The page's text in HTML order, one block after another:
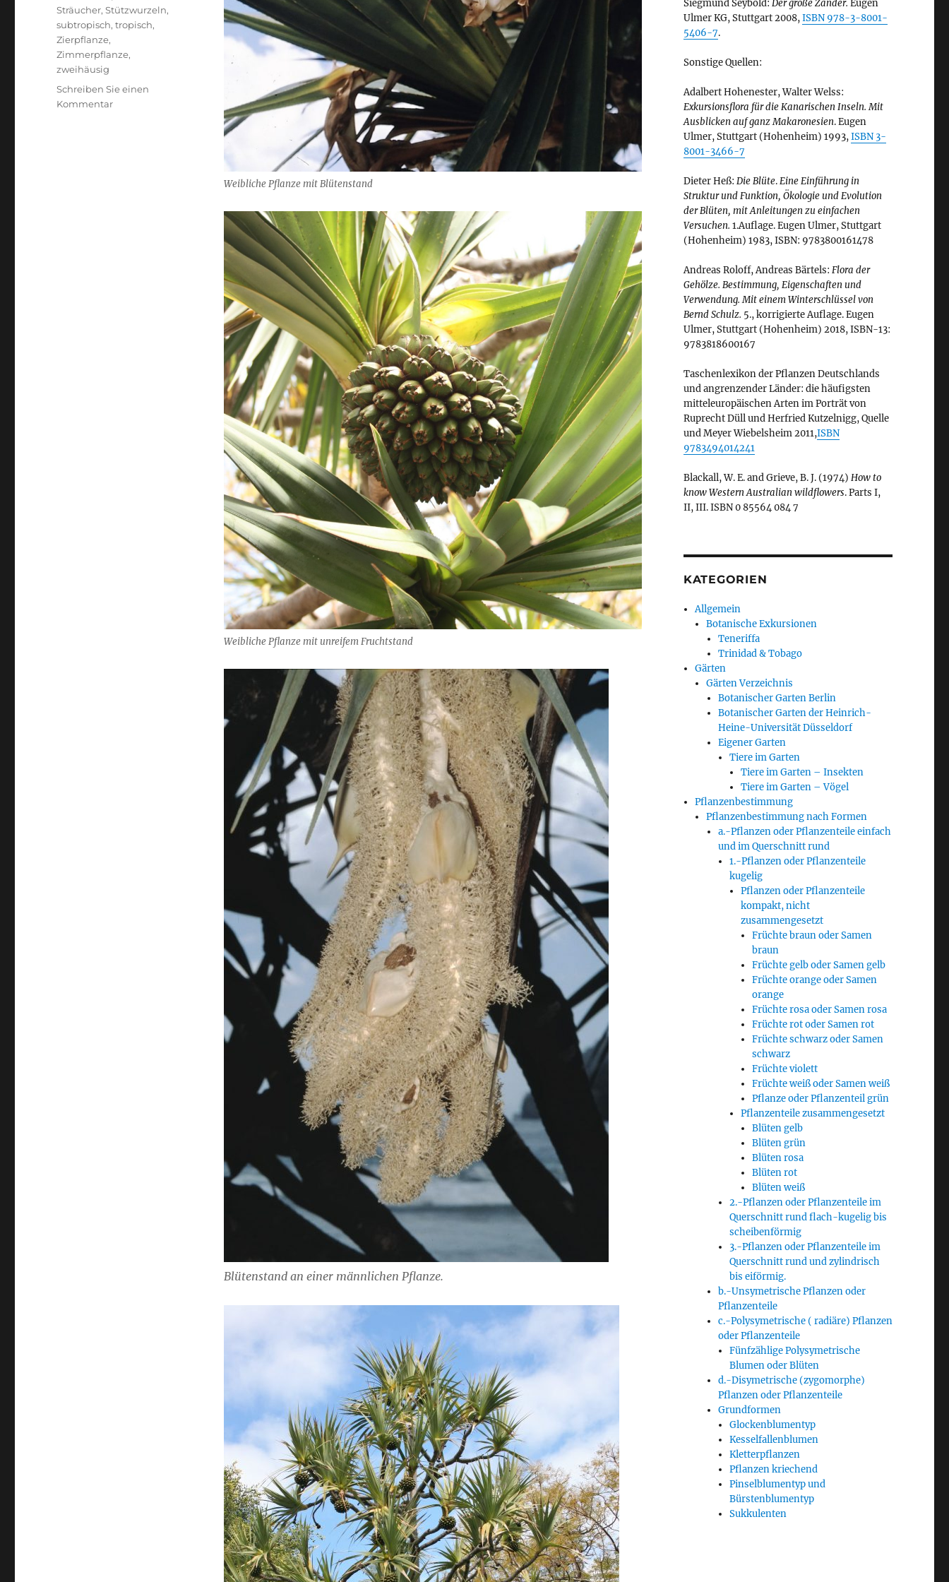
Weibliche Pflanze mit Blütenstand
Weibliche Pflanze mit unreifem Fruchtstand
Blütenstand an einer männlichen Pflanze.
Sträucher,Stützwurzeln,
subtropisch,tropisch,
Zierpflanze,
Zimmerpflanze,
zweihäusig
Schreiben Sie einen
Kommentarzu
Siegmund Seybold: Der große Zander. Eugen
Ulmer KG, Stuttgart 2008,ISBN 978-3-8001-
5406-7.
Sonstige Quellen:
Adalbert Hohenester, Walter Welss:
Exkursionsflora für die Kanarischen Inseln. Mit
Ausblicken auf ganz Makaronesien. Eugen
Ulmer, Stuttgart (Hohenheim) 1993,ISBN 3-
8001-3466-7
Dieter Heß: Die Blüte.Eine Einführung in
Struktur und Funktion, Ökologie und Evolution
der Blüten, mit Anleitungen zu einfachen
Versuchen. 1.Auflage. Eugen Ulmer, Stuttgart
(Hohenheim) 1983, ISBN: 9783800161478
Andreas Roloff, Andreas Bärtels: Flora der
Gehölze. Bestimmung, Eigenschaften und
Verwendung. Mit einem Winterschlüssel von
Bernd Schulz. 5., korrigierte Auflage. Eugen
Ulmer, Stuttgart (Hohenheim) 2018, ISBN-13:
9783818600167
Taschenlexikon der Pflanzen Deutschlands
und angrenzender Länder: die häufigsten
mitteleuropäischen Arten im Porträt von
Ruprecht Düll und Herfried Kutzelnigg, Quelle
und Meyer Wiebelsheim 2011,ISBN
9783494014241
Blackall, W. E. and Grieve, B. J. (1974) How to
know Western Australian wildflowers. Parts I,
II, III. ISBN 0 85564 084 7
KATEGORIEN
Allgemein
Botanische Exkursionen
Teneriffa
Trinidad & Tobago
Gärten
Gärten Verzeichnis
Botanischer Garten Berlin
Botanischer Garten der Heinrich-
Heine-Universität Düsseldorf
Eigener Garten
Tiere im Garten
Tiere im Garten – Insekten
Tiere im Garten – Vögel
Pflanzenbestimmung
Pflanzenbestimmung nach Formen
a.-Pflanzen oder Pflanzenteile einfach
und im Querschnitt rund
1.-Pflanzen oder Pflanzenteile
kugelig
Pflanzen oder Pflanzenteile
kompakt, nicht
zusammengesetzt
Früchte braun oder Samen
braun
Früchte gelb oder Samen gelb
Früchte orange oder Samen
orange
Früchte rosa oder Samen rosa
Früchte rot oder Samen rot
Früchte schwarz oder Samen
schwarz
Früchte violett
Früchte weiß oder Samen weiß
Pflanze oder Pflanzenteil grün
Pflanzenteile zusammengesetzt
Blüten gelb
Blüten grün
Blüten rosa
Blüten rot
Blüten weiß
2.-Pflanzen oder Pflanzenteile im
Querschnitt rund flach-kugelig bis
scheibenförmig
3.-Pflanzen oder Pflanzenteile im
Querschnitt rund und zylindrisch
bis eiförmig.
b.-Unsymetrische Pflanzen oder
Pflanzenteile
c.-Polysymetrische ( radiäre) Pflanzen
oder Pflanzenteile
Fünfzählige Polysymetrische
Blumen oder Blüten
d.-Disymetrische (zygomorphe)
Pflanzen oder Pflanzenteile
Grundformen
Glockenblumentyp
Kesselfallenblumen
Kletterpflanzen
Pflanzen kriechend
Pinselblumentyp und
Bürstenblumentyp
Sukkulenten